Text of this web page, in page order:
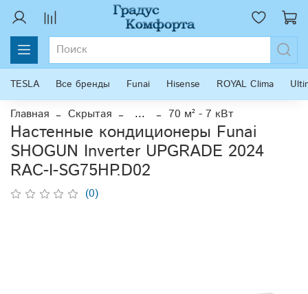
TESLA Все бренды Funai Hisense ROYAL Clima
Главная Скрытая ... 70 м² - 7 кВт
Настенные кондиционеры Funai
SHOGUN Inverter UPGRADE 2024
RAC-I-SG75HP.D02
(0)